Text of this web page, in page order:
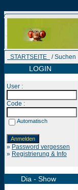
STARTSEITE / Suchen
LOGIN
User :
Code :
Automatisch
» Password vergessen
» Registrierung & Info
Dia - Show